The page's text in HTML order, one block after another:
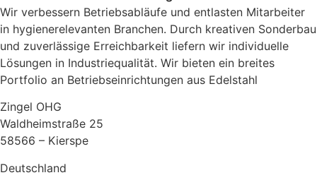
Wir verbessern Betriebsabläufe und entlasten Mitarbeiter
in hygienerelevanten Branchen. Durch kreativen Sonderbau
und zuverlässige Erreichbarkeit liefern wir individuelle
Lösungen in Industriequalität. Wir bieten ein breites
Portfolio an Betriebseinrichtungen aus Edelstahl
Zingel OHG
Waldheimstraße 25
58566 – Kierspe
Deutschland